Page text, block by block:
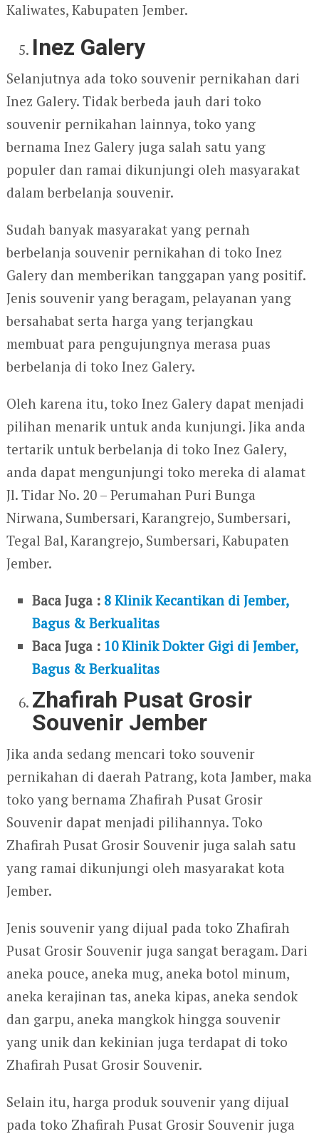
Kaliwates, Kabupaten Jember.
Inez Galery
Selanjutnya ada toko souvenir pernikahan dari
Inez Galery. Tidak berbeda jauh dari toko
souvenir pernikahan lainnya, toko yang
bernama Inez Galery juga salah satu yang
populer dan ramai dikunjungi oleh masyarakat
dalam berbelanja souvenir.
Sudah banyak masyarakat yang pernah
berbelanja souvenir pernikahan di toko Inez
Galery dan memberikan tanggapan yang positif.
Jenis souvenir yang beragam, pelayanan yang
bersahabat serta harga yang terjangkau
membuat para pengujungnya merasa puas
berbelanja di toko Inez Galery.
Oleh karena itu, toko Inez Galery dapat menjadi
pilihan menarik untuk anda kunjungi. Jika anda
tertarik untuk berbelanja di toko Inez Galery,
anda dapat mengunjungi toko mereka di alamat
Jl. Tidar No. 20 – Perumahan Puri Bunga
Nirwana, Sumbersari, Karangrejo, Sumbersari,
Tegal Bal, Karangrejo, Sumbersari, Kabupaten
Jember.
Baca Juga : 8 Klinik Kecantikan di Jember,
Bagus & Berkualitas
Baca Juga : 10 Klinik Dokter Gigi di Jember,
Bagus & Berkualitas
Zhafirah Pusat Grosir
Souvenir Jember
Jika anda sedang mencari toko souvenir
pernikahan di daerah Patrang, kota Jamber, maka
toko yang bernama Zhafirah Pusat Grosir
Souvenir dapat menjadi pilihannya. Toko
Zhafirah Pusat Grosir Souvenir juga salah satu
yang ramai dikunjungi oleh masyarakat kota
Jember.
Jenis souvenir yang dijual pada toko Zhafirah
Pusat Grosir Souvenir juga sangat beragam. Dari
aneka pouce, aneka mug, aneka botol minum,
aneka kerajinan tas, aneka kipas, aneka sendok
dan garpu, aneka mangkok hingga souvenir
yang unik dan kekinian juga terdapat di toko
Zhafirah Pusat Grosir Souvenir.
Selain itu, harga produk souvenir yang dijual
pada toko Zhafirah Pusat Grosir Souvenir juga